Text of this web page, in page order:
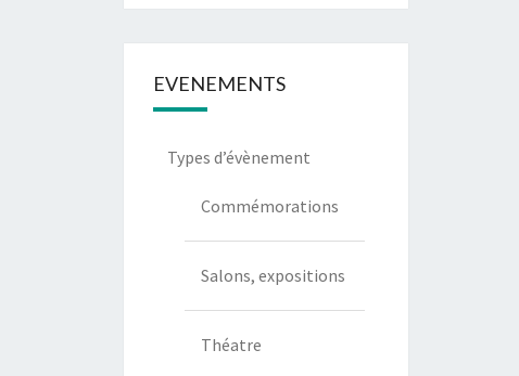
EVENEMENTS
Types d’évènement
Commémorations
Salons, expositions
Théatre